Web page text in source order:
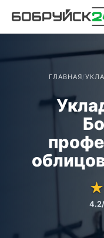
ГЛАВНАЯ/
★